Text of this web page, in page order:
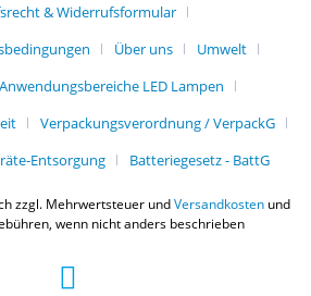
& Widerrufsformular
Über uns
Umwelt
Anwendungsbereiche LED Lampen
Verpackungsverordnung / VerpackG
Entsorgung
Batteriegesetz - BattG
zzgl. Mehrwertsteuer undVersandkostenund
wenn nicht anders beschrieben